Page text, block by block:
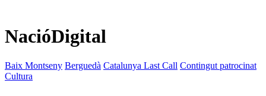
NacióDigital
Baix Montseny Berguedà Catalunya Last Call Contingut patrocinat
Cultura